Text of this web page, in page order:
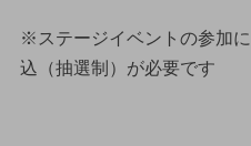
※ステージイベントの参加
込（抽選制）が必要です